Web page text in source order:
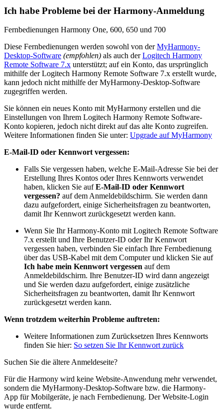
Ich habe Probleme bei der Harmony-Anmeldung
Fernbedienungen Harmony One, 600, 650 und 700
Diese Fernbedienungen werden sowohl von derMyHarmony-
Desktop-Software (empfohlen) als auch derLogitech Harmony
Remote Software 7.x unterstützt; auf ein Konto, das ursprünglich
mithilfe der Logitech Harmony Remote Software 7.x erstellt wurde,
kann jedoch nicht mithilfe der MyHarmony-Desktop-Software
zugegriffen werden.
Sie können ein neues Konto mit MyHarmony erstellen und die
Einstellungen von Ihrem Logitech Harmony Remote Software-
Konto kopieren, jedoch nicht direkt auf das alte Konto zugreifen.
Weitere Informationen finden Sie unter: Upgrade auf MyHarmony
E-Mail-ID oder Kennwort vergessen:
Falls Sie vergessen haben, welche E-Mail-Adresse Sie bei der
Erstellung Ihres Kontos oder Ihres Kennworts verwendet
haben, klicken Sie aufE-Mail-ID oder Kennwort
vergessen? auf dem Anmeldebildschirm. Sie werden dann
dazu aufgefordert, einige Sicherheitsfragen zu beantworten,
damit Ihr Kennwort zurückgesetzt werden kann.
Wenn Sie Ihr Harmony-Konto mit Logitech Remote Software
7.x erstellt und Ihre Benutzer-ID oder Ihr Kennwort
vergessen haben, verbinden Sie einfach Ihre Fernbedienung
über das USB-Kabel mit dem Computer und klicken Sie auf
Ich habe mein Kennwort vergessen auf dem
Anmeldebildschirm. Ihre Benutzer-ID wird dann angezeigt
und Sie werden dazu aufgefordert, einige zusätzliche
Sicherheitsfragen zu beantworten, damit Ihr Kennwort
zurückgesetzt werden kann.
Wenn trotzdem weiterhin Probleme auftreten:
Weitere Informationen zum Zurücksetzen Ihres Kennworts
finden Sie hier: So setzen Sie Ihr Kennwort zurück
Suchen Sie die ältere Anmeldeseite?
Für die Harmony wird keine Website-Anwendung mehr verwendet,
sondern die MyHarmony-Desktop-Software bzw. die Harmony-
App für Mobilgeräte, je nach Fernbedienung. Der Website-Login
wurde entfernt.